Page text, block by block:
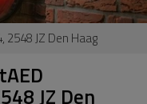
JZ Den Haag
JZ Den